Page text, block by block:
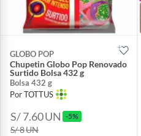
GLOBO POP
Chupetin Globo Pop Renovado
Surtido Bolsa 432 g
Bolsa 432 g
Por TOTTUS
S/ 7.60UN -5%
S/ 8UN